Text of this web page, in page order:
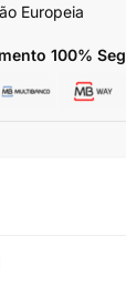
Europeia
100%